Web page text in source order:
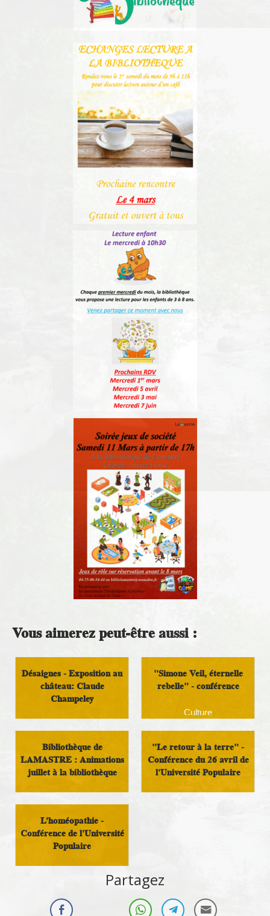
Vous aimerez peut-être aussi :
Désaignes - Exposition au
château: Claude
Champeley
"Simone Veil, éternelle
rebelle" - conférence
Culture
Bibliothèque de
LAMASTRE : Animations
juillet à la bibliothèque
"Le retour à la terre" -
Conférence du 26 avril de
l'Université Populaire
L'homéopathie -
Conférence de l'Université
Populaire
Partagez